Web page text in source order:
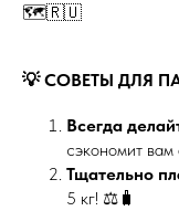
🗺️🇷🇺
💡 СОВЕТЫ ДЛЯ
Всегда
сэкономит
Тщательно
5 кг! ⚖️🧳